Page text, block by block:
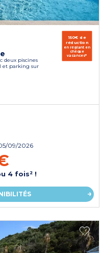
deux piscines
et parking sur
150€ de
réduction
en réglant en
chèque
vacances*
09/2026
4 fois² !